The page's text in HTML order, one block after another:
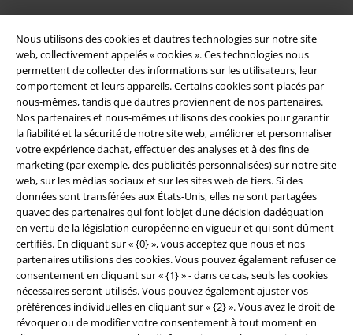
Nous utilisons des cookies et dautres technologies sur notre site
web, collectivement appelés « cookies ». Ces technologies nous
permettent de collecter des informations sur les utilisateurs, leur
comportement et leurs appareils. Certains cookies sont placés par
nous-mêmes, tandis que dautres proviennent de nos partenaires.
Nos partenaires et nous-mêmes utilisons des cookies pour garantir
la fiabilité et la sécurité de notre site web, améliorer et personnaliser
votre expérience dachat, effectuer des analyses et à des fins de
marketing (par exemple, des publicités personnalisées) sur notre site
web, sur les médias sociaux et sur les sites web de tiers. Si des
données sont transférées aux États-Unis, elles ne sont partagées
quavec des partenaires qui font lobjet dune décision dadéquation
en vertu de la législation européenne en vigueur et qui sont dûment
certifiés. En cliquant sur « {0} », vous acceptez que nous et nos
partenaires utilisions des cookies. Vous pouvez également refuser ce
consentement en cliquant sur « {1} » - dans ce cas, seuls les cookies
nécessaires seront utilisés. Vous pouvez également ajuster vos
préférences individuelles en cliquant sur « {2} ». Vous avez le droit de
révoquer ou de modifier votre consentement à tout moment en
Légal
Conditions générales
Clauses de confidentialité
Élimination des déchets et protection de l'environnement
Déclaration de Conformité